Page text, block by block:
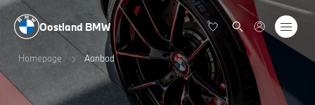
Oostland BMW
Homepage Aanbod